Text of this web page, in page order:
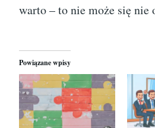
warto – to nie może się nie
Powiązane wpisy